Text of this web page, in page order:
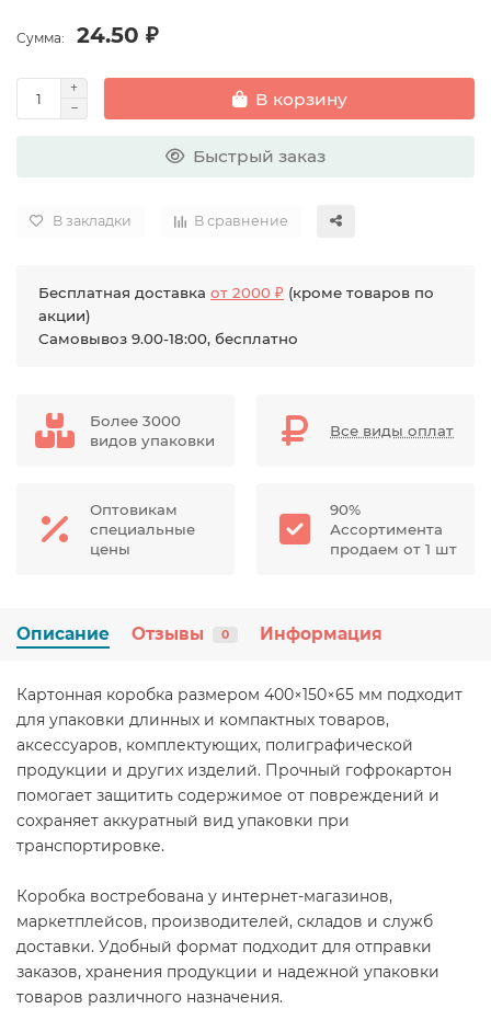
Сумма: 24.50 ₽
В корзину
Быстрый заказ
В закладки В сравнение
Бесплатная доставка от 2000 ₽ (кроме товаров по
акции)
Самовывоз 9.00-18:00, бесплатно
Более 3000
видов упаковки
Все виды оплат
Оптовикам
специальные
цены
90%
Ассортимента
продаем от 1 шт
Описание Отзывы 0 Информация
Картонная коробка размером 400×150×65 мм подходит
для упаковки длинных и компактных товаров,
аксессуаров, комплектующих, полиграфической
продукции и других изделий. Прочный гофрокартон
помогает защитить содержимое от повреждений и
сохраняет аккуратный вид упаковки при
транспортировке.
Коробка востребована у интернет-магазинов,
маркетплейсов, производителей, складов и служб
доставки. Удобный формат подходит для отправки
заказов, хранения продукции и надежной упаковки
товаров различного назначения.